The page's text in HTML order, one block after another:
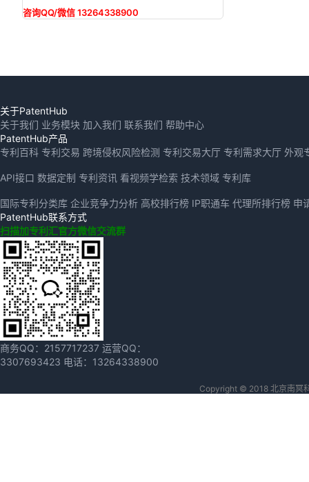
咨询QQ/微信 13264338900
关于PatentHub
关于我们 业务模块 加入我们 联系我们 帮助中心
PatentHub产品
专利百科 专利交易 跨境侵权风险检测 专利交易大厅 专利需求大厅 外观
API接口 数据定制 专利资讯 看视频学检索 技术领域 专利库
国际专利分类库 企业竞争力分析 高校排行榜 IP职通车 代理所排行榜 申
PatentHub联系方式
扫描加专利汇官方微信交流群
商务QQ： 2157717237 运营QQ：
3307693423 电话： 13264338900
Copyright © 2018 北京南冥